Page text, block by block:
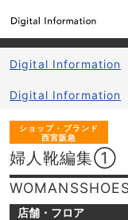
Digital Information
Digital Information
ショップ・ブランド
西宮阪急
婦人靴編集①
店舗・フロア